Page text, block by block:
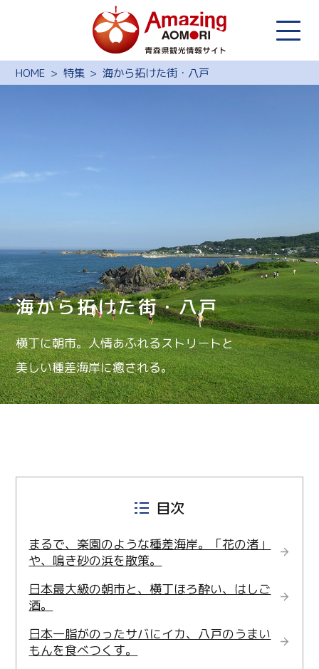
HOME 特集 海から拓けた街・八戸
海から拓けた街・八戸
横丁に朝市。人情あふれるストリートと
美しい種差海岸に癒される。
目次
まるで、楽園のような種差海岸。「花の渚」
や、鳴き砂の浜を散策。
日本最大級の朝市と、横丁ほろ酔い、はしご
酒。
日本一脂がのったサバにイカ、八戸のうまい
もんを食べつくす。